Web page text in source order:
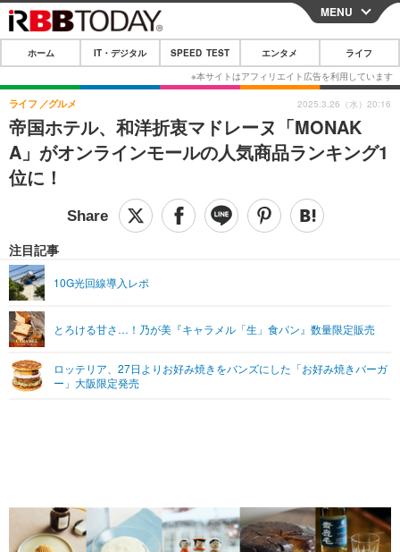
CLOSE
ホーム
IT・デジタル
IT・デジタルTOP スマートフォン
ショッピング その他
SPEED TEST
エンタメ
エンタメTOP 映画・ドラマ
音楽
ペット
リリース一覧
プッシュ通知の停止方法
MENU
ホーム IT・デジタル SPEED TEST エンタメ ライフ
帝国ホテル、和洋折衷マドレーヌ「MONAK
A」がオンラインモールの人気商品ランキング1
位に！
ライフ グルメ
注目記事
10G光回線導入レポ
とろける甘さ…！乃が美『キャラメル「生」食パン』数量限定販売
ロッテリア、27日よりお好み焼きをバンズにした「お好み焼きバーガ
ー」大阪限定発売
2025.3.26（水）20:16